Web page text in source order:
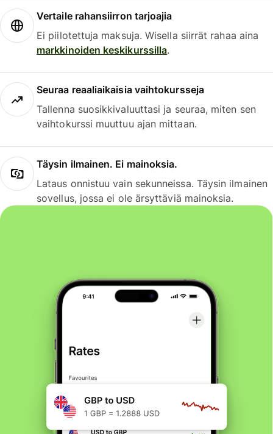
Vertaile rahansiirron tarjoajia
Ei piilotettuja maksuja. Wisella siirrät rahaa aina
markkinoiden keskikurssilla.
Seuraa reaaliaikaisia vaihtokursseja
Tallenna suosikkivaluuttasi ja seuraa, miten sen
vaihtokurssi muuttuu ajan mittaan.
Täysin ilmainen. Ei mainoksia.
Lataus onnistuu vain sekunneissa. Täysin ilmainen
sovellus, jossa ei ole ärsyttäviä mainoksia.